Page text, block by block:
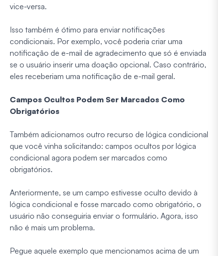
vice-versa.
Isso também é ótimo para enviar notificações
condicionais. Por exemplo, você poderia criar uma
notificação de e-mail de agradecimento que só é enviada
se o usuário inserir uma doação opcional. Caso contrário,
eles receberiam uma notificação de e-mail geral.
Campos Ocultos Podem Ser Marcados Como
Obrigatórios
Também adicionamos outro recurso de lógica condicional
que você vinha solicitando: campos ocultos por lógica
condicional agora podem ser marcados como
obrigatórios.
Anteriormente, se um campo estivesse oculto devido à
lógica condicional e fosse marcado como obrigatório, o
usuário não conseguiria enviar o formulário. Agora, isso
não é mais um problema.
Pegue aquele exemplo que mencionamos acima de um